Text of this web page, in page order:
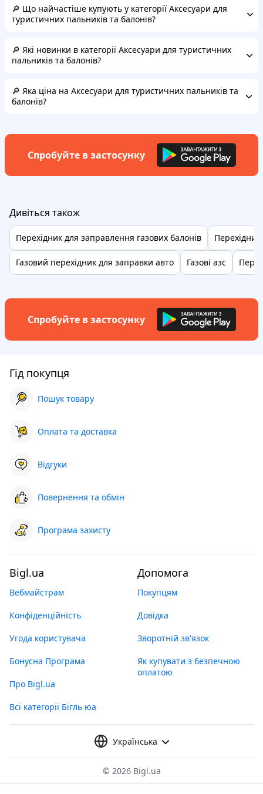
🔎 Що найчастіше купують у категорії Аксесуари для
туристичних пальників та балонів?
🔎 Які новинки в категорії Аксесуари для туристичних
пальників та балонів?
🔎 Яка ціна на Аксесуари для туристичних пальників та
балонів?
Спробуйте в застосунку
Дивіться також
Перехідник для заправлення газових балонів
Газовий перехідник для заправки авто Газові азс
Спробуйте в застосунку
Гід покупця
Пошук товару
Оплата та доставка
Відгуки
Повернення та обмін
Програма захисту
Bigl.ua
Вебмайстрам
Конфіденційність
Угода користувача
Бонусна Програма
Про Bigl.ua
Всі категорії Бігль юа
Допомога
Покупцям
Довідка
Зворотній зв'язок
Як купувати з безпечною
оплатою
Українська
© 2026 Bigl.ua